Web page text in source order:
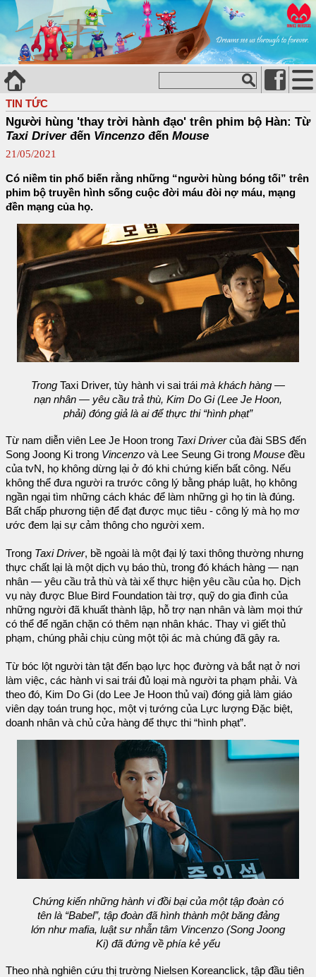
TIN TỨC
Người hùng 'thay trời hành đạo' trên phim bộ Hàn: Từ
Taxi Driverđến Vincenzo đến Mouse
21/05/2021
Có niềm tin phổ biến rằng những “người hùng bóng tối” trên
phim bộ truyền hình sống cuộc đời máu đòi nợ máu, mạng
đền mạng của họ.
Trong Taxi Driver, tùy hành vi sai trái mà khách hàng —
nạn nhân — yêu cầu trả thù, Kim Do Gi (Lee Je Hoon,
phải) đóng giả là ai để thực thi “hình phạt”
Từ nam diễn viên Lee Je Hoon trong Taxi Drivercủa đài SBS đến
Song Joong Ki trong Vincenzo và Lee Seung Gi trong Mouse đều
của tvN, họ không dừng lại ở đó khi chứng kiến bất công. Nếu
không thể đưa người ra trước công lý bằng pháp luật, họ không
ngần ngại tìm những cách khác để làm những gì họ tin là đúng.
Bất chấp phương tiện để đạt được mục tiêu - công lý mà họ mơ
ước đem lại sự cảm thông cho người xem.
Trong Taxi Driver, bề ngoài là một đại lý taxi thông thường nhưng
thực chất lại là một dịch vụ báo thù, trong đó khách hàng — nạn
nhân — yêu cầu trả thù và tài xế thực hiện yêu cầu của họ. Dịch
vụ này được Blue Bird Foundation tài trợ, quỹ do gia đình của
những người đã khuất thành lập, hỗ trợ nạn nhân và làm mọi thứ
có thể để ngăn chặn có thêm nạn nhân khác. Thay vì giết thủ
phạm, chúng phải chịu cùng một tội ác mà chúng đã gây ra.
Từ bóc lột người tàn tật đến bạo lực học đường và bắt nạt ở nơi
làm việc, các hành vi sai trái đủ loại mà người ta phạm phải. Và
theo đó, Kim Do Gi (do Lee Je Hoon thủ vai) đóng giả làm giáo
viên dạy toán trung học, một vị tướng của Lực lượng Đặc biệt,
doanh nhân và chủ cửa hàng để thực thi “hình phạt”.
Chứng kiến ​​những hành vi đồi bại của một tập đoàn có
tên là “Babel”, tập đoàn đã hình thành một băng đảng
lớn như mafia, luật sư nhẫn tâm Vincenzo (Song Joong
Ki) đã đứng về phía kẻ yếu
Theo nhà nghiên cứu thị trường Nielsen Koreanclick, tập đầu tiên